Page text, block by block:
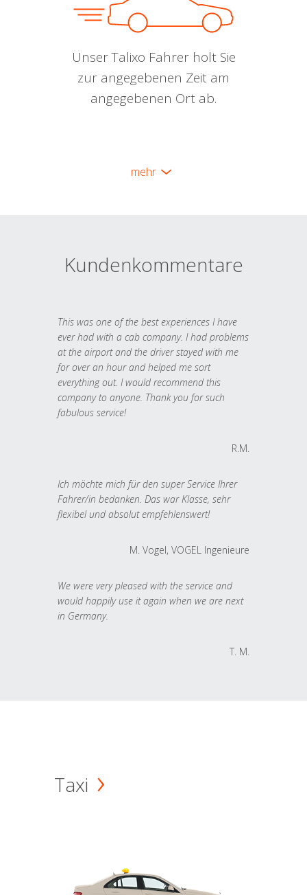
Unser Talixo Fahrer holt Sie
zur angegebenen Zeit am
angegebenen Ort ab.
mehr
Kundenkommentare
This was one of the best experiences I have
ever had with a cab company. I had problems
at the airport and the driver stayed with me
for over an hour and helped me sort
everything out. I would recommend this
company to anyone. Thank you for such
fabulous service!
R.M.
Ich möchte mich für den super Service Ihrer
Fahrer/in bedanken. Das war Klasse, sehr
flexibel und absolut empfehlenswert!
M. Vogel, VOGEL Ingenieure
We were very pleased with the service and
would happily use it again when we are next
in Germany.
T. M.
Taxi